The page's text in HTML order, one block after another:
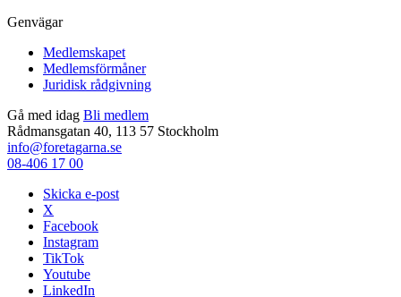
Genvägar
Medlemskapet
Medlemsförmåner
Juridisk rådgivning
Gå med idag Bli medlem
Rådmansgatan 40, 113 57 Stockholm
info@foretagarna.se
08-406 17 00
Skicka e-post
X
Facebook
Instagram
TikTok
Youtube
LinkedIn